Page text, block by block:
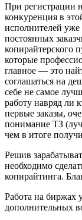
При регистрации
конкуренция в
исполнителей уже
постоянных
копирайтерского
которые
главное — это
соглашаться на
себе не самое
работу навряд ли
первые заказы,
понимание ТЗ
чем в итоге
Решив
необходимо
копирайтинга.
Работа на биржах
дополнительных